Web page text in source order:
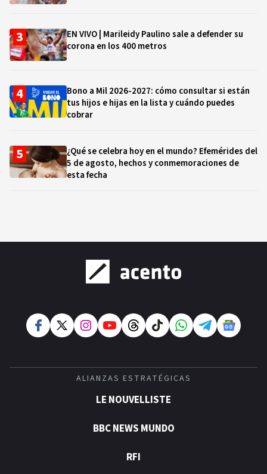
EN VIVO | Marileidy Paulino sale a defender su
corona en los 400 metros
Bono a Mil 2026-2027: cómo consultar si están
tus hijos e hijas en la lista y cuándo puedes
cobrar
¿Qué se celebra hoy en el mundo? Efemérides del
5 de agosto, hechos y conmemoraciones de
esta fecha
ALIANZAS ESTRATÉGICAS
LE NOUVELLISTE
BBC NEWS MUNDO
RFI